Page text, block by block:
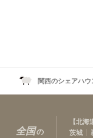
ワケ
に思
生地
ナー
関西のシェアハウ
全国の
【北海
茨城